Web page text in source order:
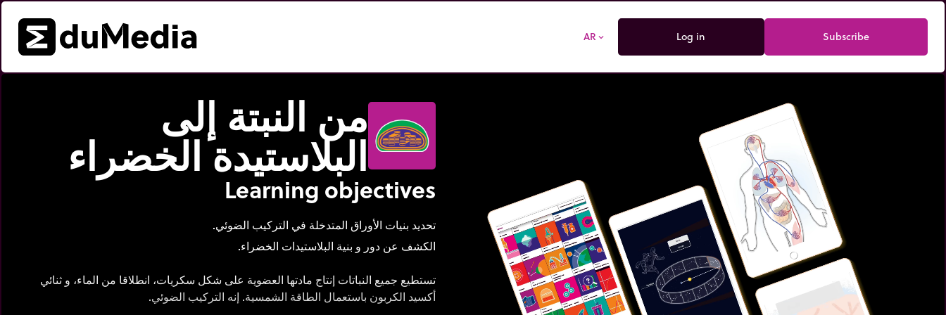
AR expand_more Log in Subscribe
من النبتة إلى
البلاستيدة الخضراء
Learning objectives
تحديد بنيات الأوراق المتدخلة في التركيب الضوئي.
الكشف عن دور و بنية البلاستيدات الخضراء.
تستطيع جميع النباتات إنتاج مادتها العضوية على شكل سكريات، انطلاقا من الماء، و ثنائي
أكسيد الكربون باستعمال الطاقة الشمسية. إنه التركيب الضوئي.